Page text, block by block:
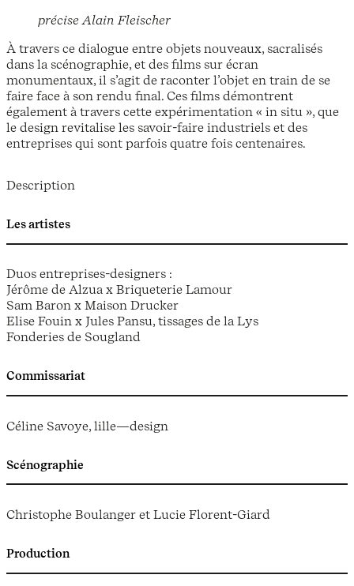
Description
précise Alain Fleischer
À travers ce dialogue entre objets nouveaux, sacralisés
dans la scénographie, et des films sur écran
monumentaux, il s’agit de raconter l’objet en train de se
faire face à son rendu final. Ces films démontrent
également à travers cette expérimentation « in situ », que
le design revitalise les savoir-faire industriels et des
entreprises qui sont parfois quatre fois centenaires.
Les artistes
Duos entreprises-designers :
Jérôme de Alzua x Briqueterie Lamour
Sam Baron x Maison Drucker
Elise Fouin x Jules Pansu, tissages de la Lys
Fonderies de Sougland
Commissariat
Céline Savoye, lille—design
Scénographie
Christophe Boulanger et Lucie Florent-Giard
Production